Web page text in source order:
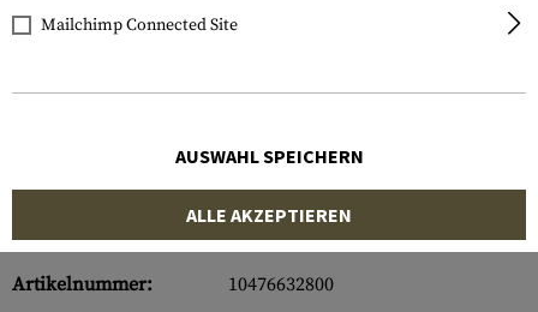
Artikelnummer:
10476632800
Mailchimp Connected Site
AUSWAHL SPEICHERN
ALLE AKZEPTIEREN